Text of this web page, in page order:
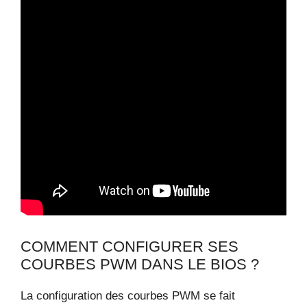
COMMENT CONFIGURER SES
COURBES PWM DANS LE BIOS ?
La configuration des courbes PWM se fait